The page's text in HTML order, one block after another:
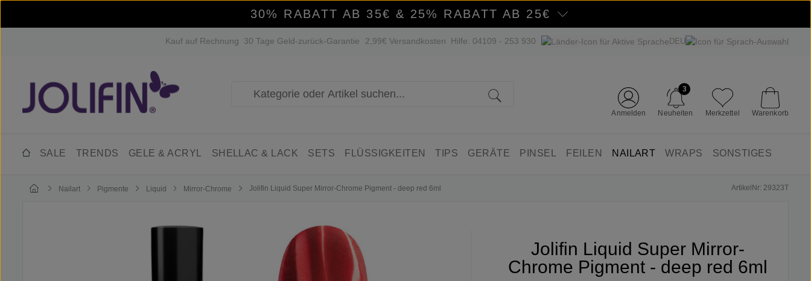
30% RABATT AB 35€ & 25% RABATT AB 25€
Kauf auf Rechnung 30 Tage Geld-zurück-Garantie 2,99€ Versandkosten Hilfe: 04109 - 253 930 DEU
Anmelden Neuheiten
3
Merkzettel Warenkorb
SALE TRENDS GELE & ACRYL SHELLAC & LACK SETS FLÜSSIGKEITEN TIPS GERÄTE PINSEL FEILEN NAILART WRAPS SONSTIGES
Nailart Pigmente Liquid Mirror-Chrome Jolifin Liquid Super Mirror-Chrome Pigment - deep red 6ml ArtikelNr: 29323T
Jolifin Liquid Super Mirror-
Chrome Pigment - deep red 6ml